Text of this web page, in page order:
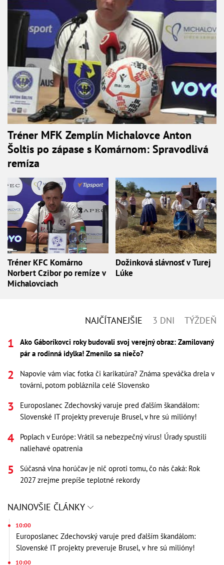
Tréner MFK Zemplín Michalovce Anton
Šoltis po zápase s Komárnom: Spravodlivá
remíza
Tréner KFC Komárno
Norbert Czibor po remíze v
Michalovciach
Dožinková slávnosť v Turej
Lúke
NAJČÍTANEJŠIE 3 DNI TÝŽDEŇ
Ako Gáboríkovci roky budovali svoj verejný obraz: Zamilovaný
pár a rodinná idylka! Zmenilo sa niečo?
Napovie vám viac fotka či karikatúra? Známa speváčka drela v
továrni, potom pobláznila celé Slovensko
Europoslanec Zdechovský varuje pred ďalším škandálom:
Slovenské IT projekty preveruje Brusel, v hre sú milióny!
Poplach v Európe: Vrátil sa nebezpečný vírus! Úrady spustili
naliehavé opatrenia
Súčasná vlna horúčav je nič oproti tomu, čo nás čaká: Rok
2027 zrejme prepíše teplotné rekordy
NAJNOVŠIE ČLÁNKY
10:00
Europoslanec Zdechovský varuje pred ďalším škandálom:
Slovenské IT projekty preveruje Brusel, v hre sú milióny!
10:00